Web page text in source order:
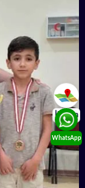
İletişim
WhatsApp